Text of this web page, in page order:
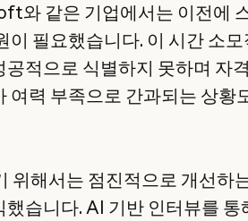
와 같은 기업에서는 이전에
필요했습니다. 이 시간 소모
적으로 식별하지 못하며 자
여력 부족으로 간과되는 상황
위해서는 점진적으로 개선하
습니다. AI 기반 인터뷰를 통